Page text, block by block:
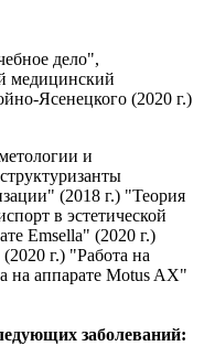
дело",
медицинский
Ясенецкого (2020 г.)
и
(2018 г.) "Теория
в эстетической
Emsella" (2020 г.)
г.) "Работа на
на аппарате Motus AX"
заболеваний: